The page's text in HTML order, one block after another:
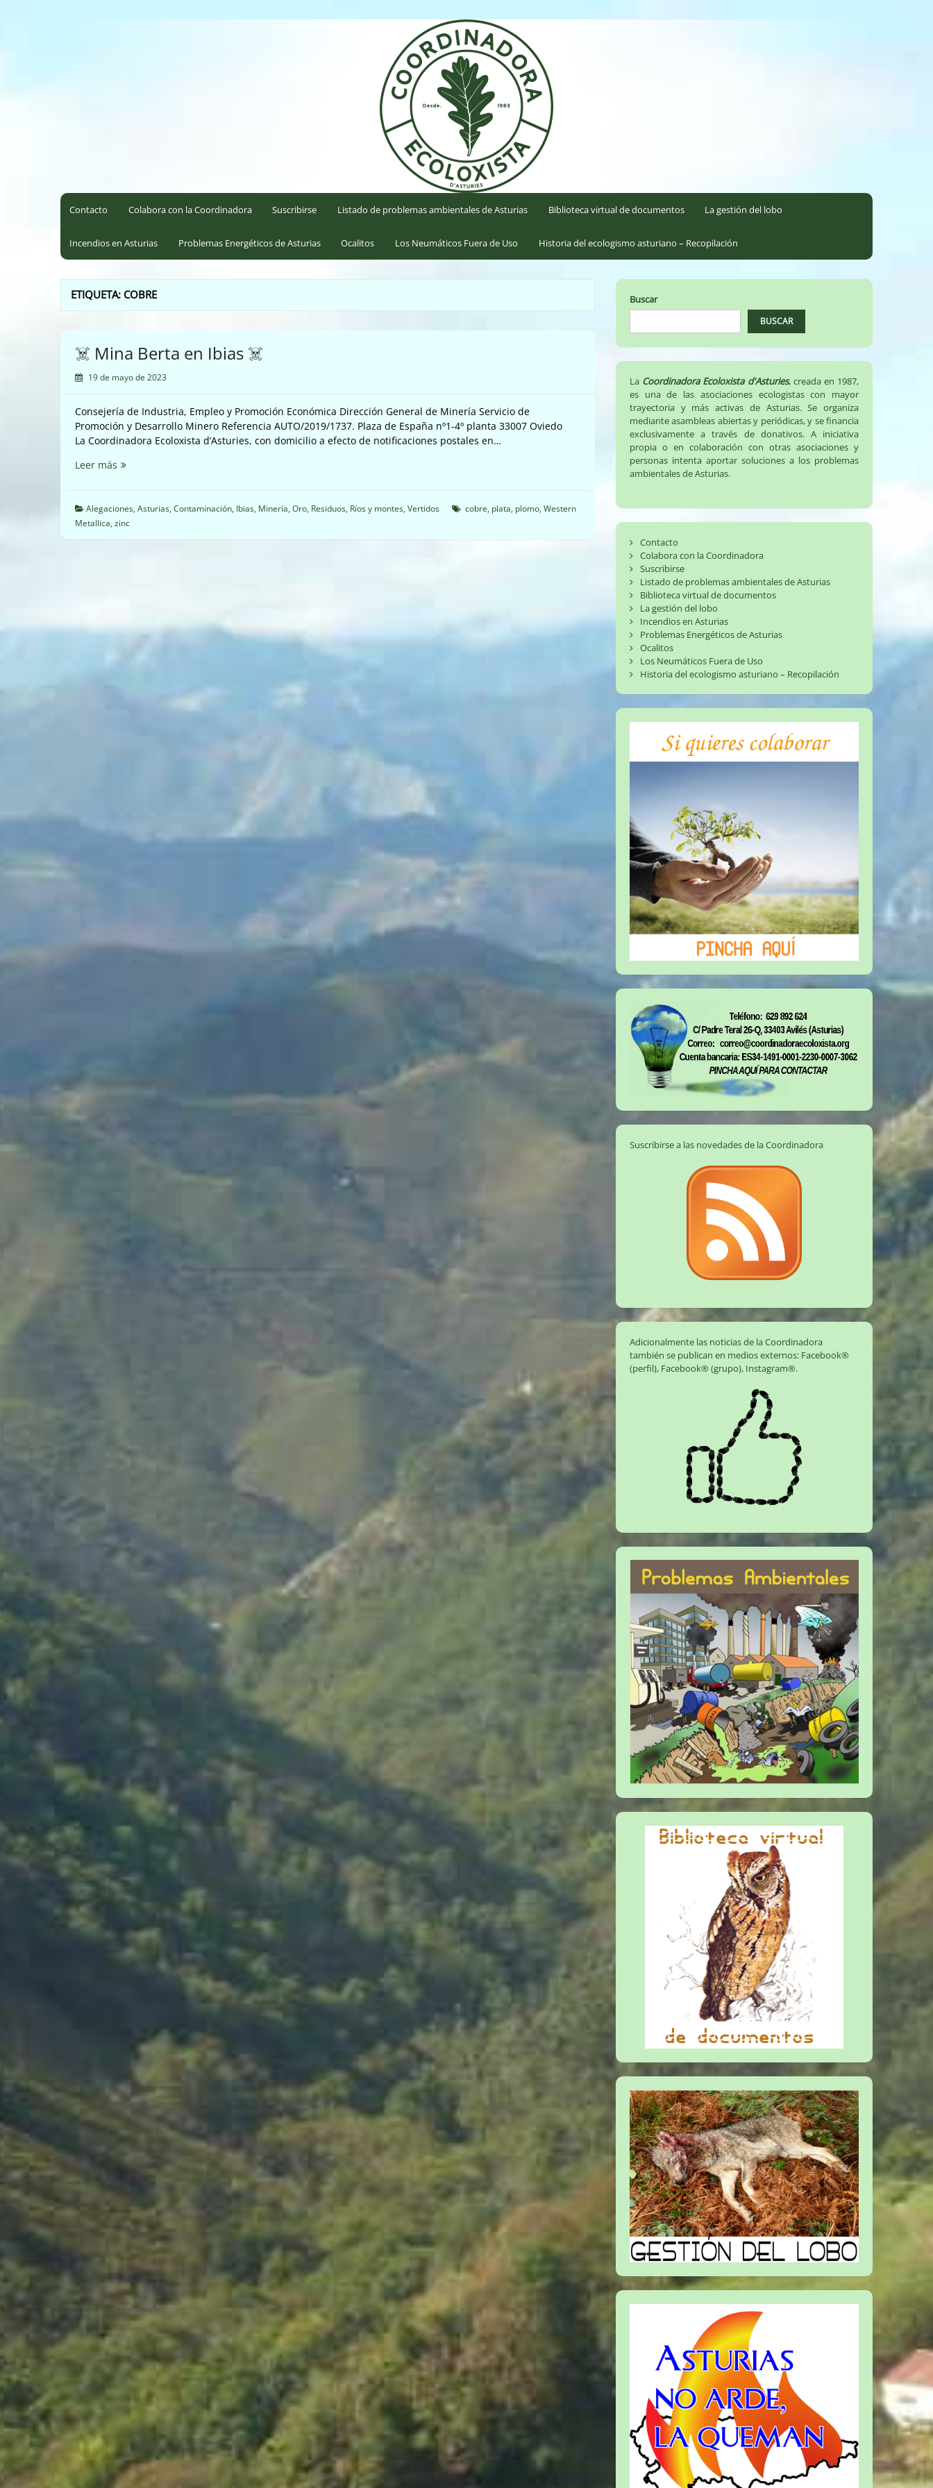
Contacto Colabora con la Coordinadora Suscribirse Listado de problemas ambientales de Asturias Biblioteca virtual de documentos La gestión del lobo
Incendios en Asturias Problemas Energéticos de Asturias Ocalitos Los Neumáticos Fuera de Uso Historia del ecologismo asturiano – Recopilación
ETIQUETA: COBRE
☠️ Mina Berta en Ibias ☠️
19 de mayo de 2023
Consejería de Industria, Empleo y Promoción Económica Dirección General de Minería Servicio de
Promoción y Desarrollo Minero Referencia AUTO/2019/1737. Plaza de España nº1-4º planta 33007 Oviedo
La Coordinadora Ecoloxista d’Asturies, con domicilio a efecto de notificaciones postales en…
Leer más ☠️
en
Ibias
☠️
Alegaciones, Asturias, Contaminación, Ibias, Minería, Oro, Residuos, Ríos y montes, Vertidos cobre, plata, plomo, Western
Metallica, zinc
Buscar
BUSCAR
La Coordinadora Ecoloxista d'Asturies, creada en 1987,
es una de las asociaciones ecologistas con mayor
trayectoria y más activas de Asturias. Se organiza
mediante asambleas abiertas y periódicas, y se financia
exclusivamente a través de donativos. A iniciativa
propia o en colaboración con otras asociaciones y
personas intenta aportar soluciones a los problemas
ambientales de Asturias.
Contacto
Colabora con la Coordinadora
Suscribirse
Listado de problemas ambientales de Asturias
Biblioteca virtual de documentos
La gestión del lobo
Incendios en Asturias
Problemas Energéticos de Asturias
Ocalitos
Los Neumáticos Fuera de Uso
Historia del ecologismo asturiano – Recopilación
Suscribirse a las novedades de la Coordinadora
Adicionalmente las noticias de la Coordinadora
también se publican en medios externos: Facebook®
(perfil), Facebook® (grupo), Instagram®.